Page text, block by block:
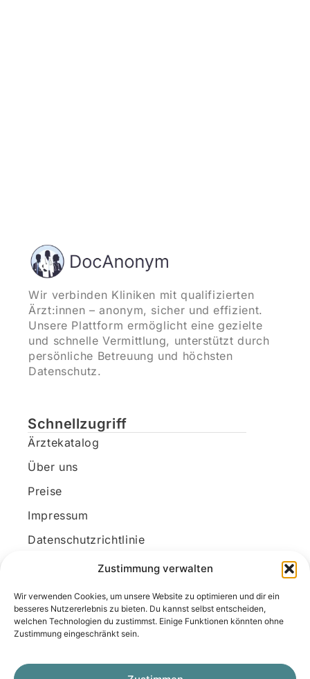
Zustimmung verwalten
Wir verwenden Cookies, um unsere Website zu optimieren und dir ein
besseres Nutzererlebnis zu bieten. Du kannst selbst entscheiden,
welchen Technologien du zustimmst. Einige Funktionen könnten ohne
Zustimmung eingeschränkt sein.
Wir verbinden Kliniken mit qualifizierten
Ärzt:innen – anonym, sicher und effizient.
Unsere Plattform ermöglicht eine gezielte
und schnelle Vermittlung, unterstützt durch
persönliche Betreuung und höchsten
Datenschutz.
Schnellzugriff
Ärztekatalog
Über uns
Preise
Impressum
Datenschutzrichtlinie
Kundenkonto
Unsere Kontaktdaten
E-Mail: kontakt@docanonym.com